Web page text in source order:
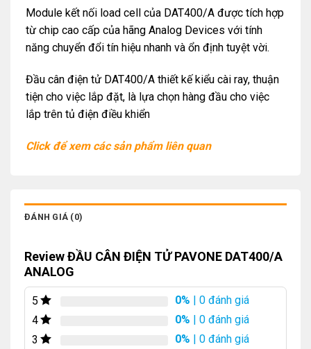
Module kết nối load cell của DAT400/A được tích hợp
từ chip cao cấp của hãng Analog Devices với tính
năng chuyển đổi tín hiệu nhanh và ổn định tuyệt vời.
Đầu cân điện tử DAT400/A thiết kế kiểu cài ray, thuận
tiện cho việc lắp đặt, là lựa chọn hàng đầu cho việc
lắp trên tủ điện điều khiển
Click để xem các sản phẩm liên quan
ĐÁNH GIÁ (0)
Review ĐẦU CÂN ĐIỆN TỬ PAVONE DAT400/A
ANALOG
5 0% | 0 đánh giá
4
0% | 0 đánh giá
3
0% | 0 đánh giá